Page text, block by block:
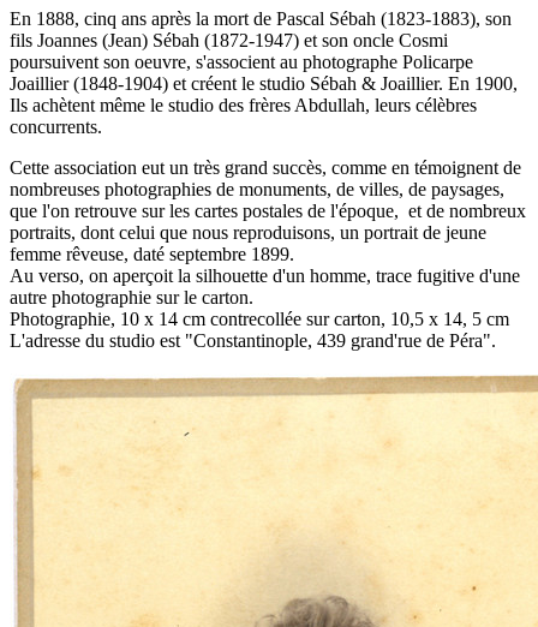
En 1888, cinq ans après la mort de Pascal Sébah (1823-1883), son
fils Joannes (Jean) Sébah (1872-1947) et son oncle Cosmi
poursuivent son oeuvre, s'associent au photographe Policarpe
Joaillier (1848-1904) et créent le studio Sébah & Joaillier. En 1900,
Ils achètent même le studio des frères Abdullah, leurs célèbres
concurrents.
Cette association eut un très grand succès, comme en témoignent de
nombreuses photographies de monuments, de villes, de paysages,
que l'on retrouve sur les cartes postales de l'époque, et de nombreux
portraits, dont celui que nous reproduisons, un portrait de jeune
femme rêveuse, daté septembre 1899.
Au verso, on aperçoit la silhouette d'un homme, trace fugitive d'une
autre photographie sur le carton.
Photographie, 10 x 14 cm contrecollée sur carton, 10,5 x 14, 5 cm
L'adresse du studio est "Constantinople, 439 grand'rue de Péra".